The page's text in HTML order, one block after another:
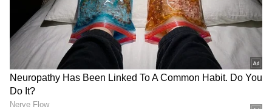
లాంగోవ్ క్వెట్టాలోని సహజ జలమార్గాలపై గృహాలను
నిర్మించడమే ప్రావిన్స్‌లో అధిక ప్రాణనష్టానికి కారణమని
తెలిపారు. బాధితులలో ఎక్కువ మంది ఈ ప్రాంతాలకు
చెందినవారే అని ఆయన చెప్పారు. క్వెట్టా సమీపంలోని
లోరెలై నుండి రెస్క్యూ కార్మికులు ఏడు మృతదేహాలను
వెలికితీసినట్లు ధృవీకరించారు.
RECOMMENDED STORIES